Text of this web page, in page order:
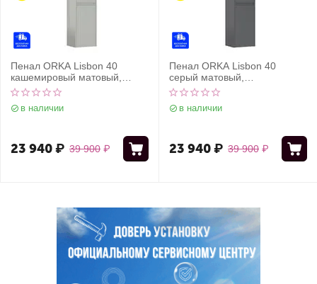
Пенал ORKA Lisbon 40
кашемировый матовый,
универсальный
в наличии
39 900 ₽
23 940₽
Пенал ORKA Lisbon 40
серый матовый,
универсальный
в наличии
39 900 ₽
23 940₽